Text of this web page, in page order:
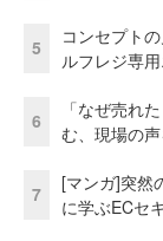
5
コンセプト
ルフレジ専
6
「なぜ売れ
む、現場の
7
[マンガ]突然
に学ぶECセ